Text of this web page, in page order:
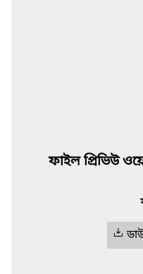
ফাইল প্রিভিউ